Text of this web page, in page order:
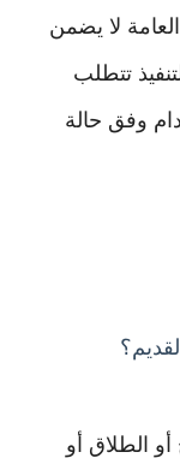
لا يضمن
تتطلب
وفق حالة
أو الطلاق أو